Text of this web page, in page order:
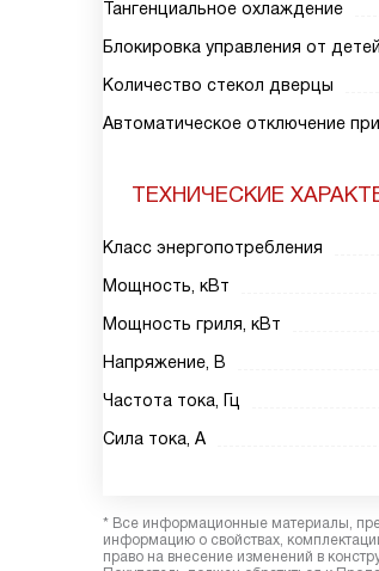
Тангенциальное охлаждение
Блокировка управления от детей
Количество стекол дверцы
Автоматическое отключение
ТЕХНИЧЕСКИЕ
Класс энергопотребления
Мощность, кВт
Мощность гриля, кВт
Напряжение, В
Частота тока, Гц
Сила тока, А
* Все информационные материалы,
информацию о свойствах,
право на внесение изменений в